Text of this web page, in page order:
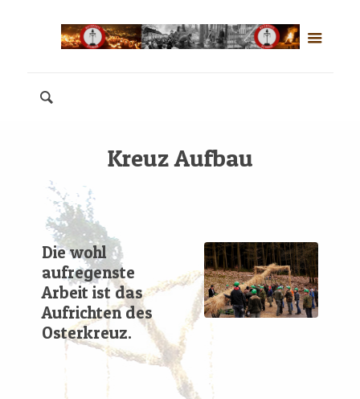
Kreuz Aufbau
Die wohl
aufregenste
Arbeit ist das
Aufrichten des
Osterkreuz.